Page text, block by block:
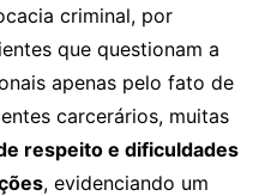
criminal, por
que questionam a
apenas pelo fato de
carcerários, muitas
respeito e dificuldades
, evidenciando um